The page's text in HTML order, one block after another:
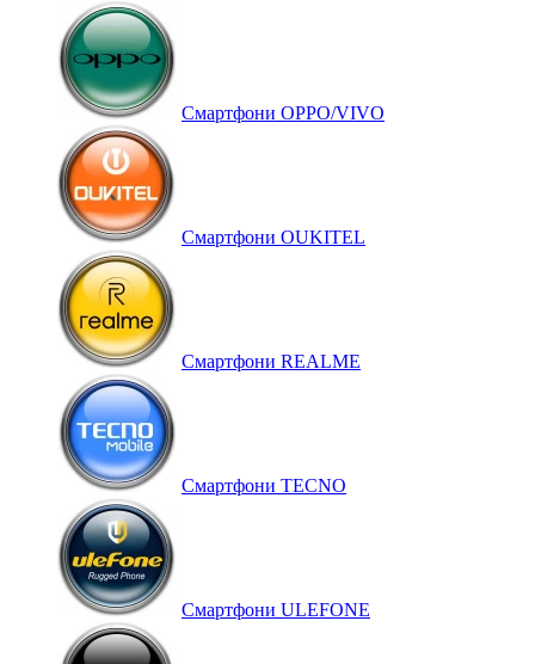
Смартфони OPPO/VIVO
Смартфони OUKITEL
Смартфони REALME
Смартфони TECNO
Смартфони ULEFONE